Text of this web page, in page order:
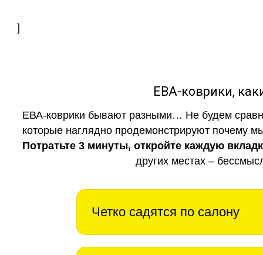
]
ЕВА-коврики,
ЕВА-коврики бывают разными… Не будем
которые наглядно продемонстрируют почему
Потратьте 3 минуты, откройте каждую
других местах –
Четко садятся по салону